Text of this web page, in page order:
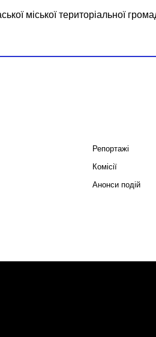
міської територіальної
Репортажі
Комісії
Анонси подій